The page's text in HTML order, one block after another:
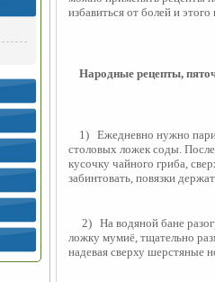
избавиться от болей и
Народные рецепты,
1)   Ежедневно нужно
столовых ложек соды.
кусочку чайного гриба,
забинтовать, повязки
ложку мумиё, тщательно
надевая сверху шерстяные